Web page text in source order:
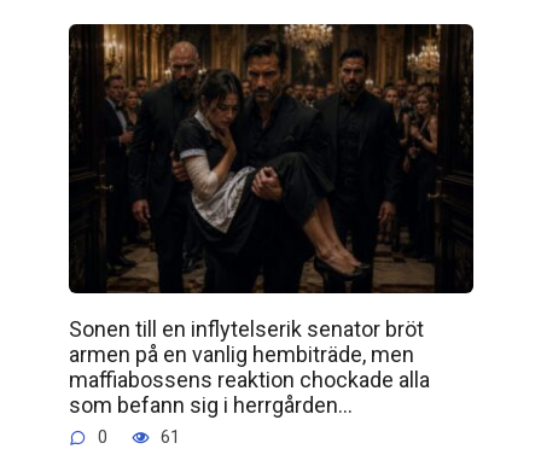
Sonen till en inflytelserik senator bröt
armen på en vanlig hembiträde, men
maffiabossens reaktion chockade alla
som befann sig i herrgården…
0 61